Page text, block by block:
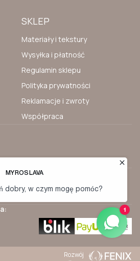
SKLEP
Materiały i tekstury
Wysyłka i płatność
Regulamin sklepu
Polityka prywatności
Reklamacje i zwroty
Współpraca
Rozwój